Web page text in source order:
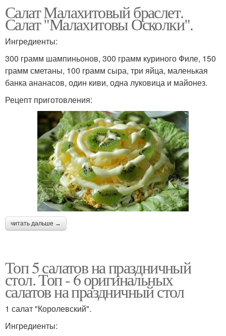
Салат Малахитовый браслет.
Салат "Малахитовы Осколки".
Ингредиенты:
300 грамм шампиньонов, 300 грамм куриного Филе, 150
грамм сметаны, 100 грамм сыра, три яйца, маленькая
банка ананасов, один киви, одна луковица и майонез.
Рецепт приготовления:
читать дальше →
Топ 5 салатов на праздничный
стол. Топ - 6 оригинальных
салатов на праздничный стол
1 салат "Королевский".
Ингредиенты: